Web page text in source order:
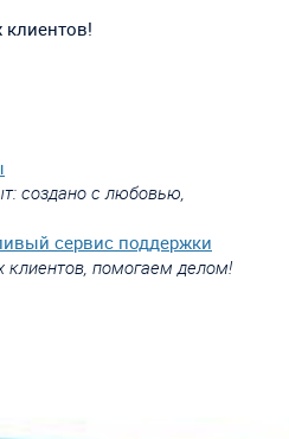
создано с любовью,
сервис поддержки
клиентов, помогаем делом!